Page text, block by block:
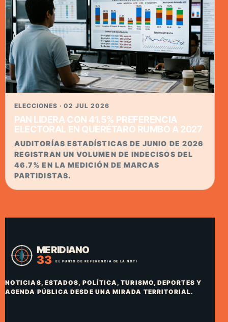
ELECCIONES · 02 JUL 2026
PAN LIDERA CON 41.5% PREFERENCIA
ELECTORAL EN QUERÉTARO RUMBO A 2027
AUDITORÍAS ESTADÍSTICAS DE JUNIO DE 2026
REGISTRAN UN VOLUMEN DE INDECISOS DEL
46.7% EN LA MEDICIÓN DE MARCAS
PARTIDISTAS.
NOTICIAS, ESTADOS, POLÍTICA, TURISMO, DEPORTES Y
AGENDA PÚBLICA DESDE UNA MIRADA TERRITORIAL.